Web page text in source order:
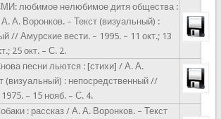
любимое нелюбимое дитя общества :
А. Воронков. – Текст (визуальный) :
// Амурские вести. – 1995. – 11 окт.; 13
25 окт. – С. 2.
песни льются : [стихи] / А. А.
(визуальный) : непосредственный //
– 15 нояб. – С. 4.
: рассказ / А. А. Воронков. – Текст